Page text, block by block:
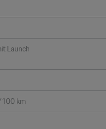
Launch
km